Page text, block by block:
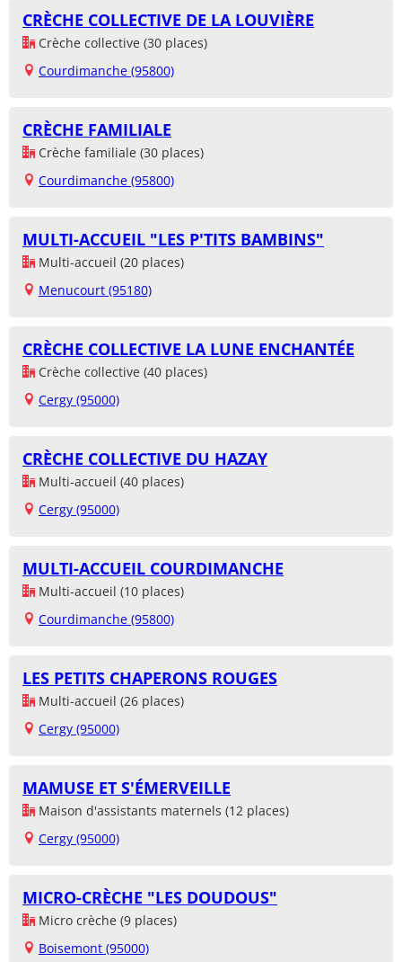
CRÈCHE COLLECTIVE DE LA LOUVIÈRE
Crèche collective (30 places)
Courdimanche (95800)
CRÈCHE FAMILIALE
Crèche familiale (30 places)
Courdimanche (95800)
MULTI-ACCUEIL "LES P'TITS BAMBINS"
Multi-accueil (20 places)
Menucourt (95180)
CRÈCHE COLLECTIVE LA LUNE ENCHANTÉE
Crèche collective (40 places)
Cergy (95000)
CRÈCHE COLLECTIVE DU HAZAY
Multi-accueil (40 places)
Cergy (95000)
MULTI-ACCUEIL COURDIMANCHE
Multi-accueil (10 places)
Courdimanche (95800)
LES PETITS CHAPERONS ROUGES
Multi-accueil (26 places)
Cergy (95000)
MAMUSE ET S'ÉMERVEILLE
Maison d'assistants maternels (12 places)
Cergy (95000)
MICRO-CRÈCHE "LES DOUDOUS"
Micro crèche (9 places)
Boisemont (95000)